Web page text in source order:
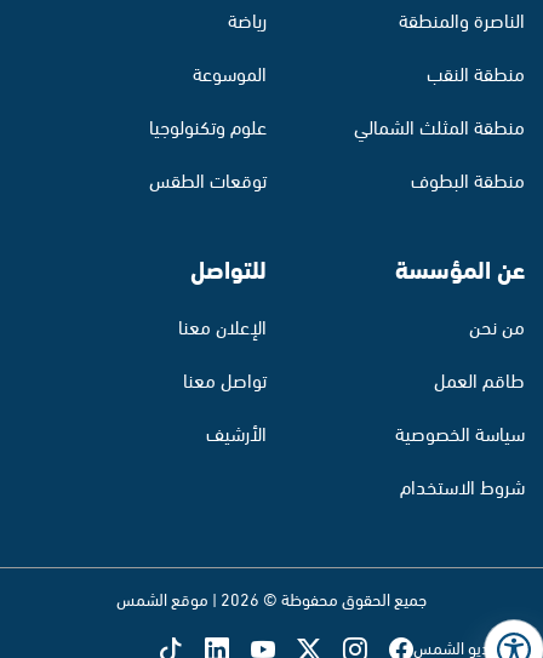
الناصرة والمنطقة
منطقة النقب
منطقة المثلث الشمالي
منطقة البطوف
رياضة
الموسوعة
علوم وتكنولوجيا
توقعات الطقس
عن المؤسسة
من نحن
طاقم العمل
سياسة الخصوصية
شروط الاستخدام
للتواصل
الإعلان معنا
تواصل معنا
الأرشيف
جميع الحقوق محفوظة © 2026 | موقع الشمس
تابع راديو الشمس